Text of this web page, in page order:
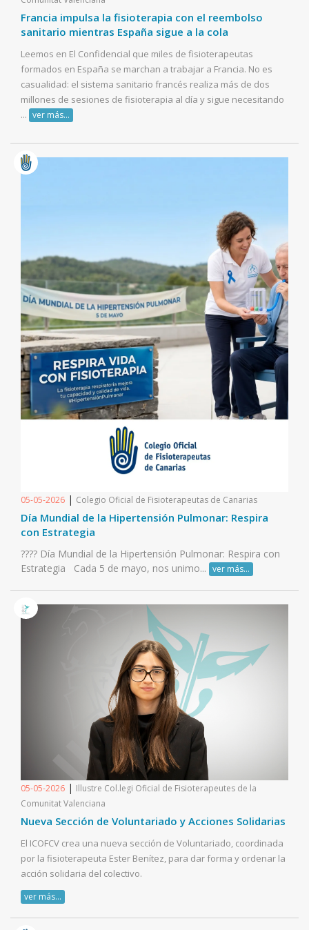
Francia impulsa la fisioterapia con el reembolso
sanitario mientras España sigue a la cola
Leemos en El Confidencial que miles de fisioterapeutas
formados en España se marchan a trabajar a Francia. No es
casualidad: el sistema sanitario francés realiza más de dos
millones de sesiones de fisioterapia al día y sigue necesitando
... ver más...
05-05-2026 | Colegio Oficial de Fisioterapeutas de Canarias
Día Mundial de la Hipertensión Pulmonar: Respira
con Estrategia
???? Día Mundial de la Hipertensión Pulmonar: Respira con
Estrategia Cada 5 de mayo, nos unimo... ver más...
05-05-2026 | Illustre Col.legi Oficial de Fisioterapeutes de la
Comunitat Valenciana
Nueva Sección de Voluntariado y Acciones Solidarias
El ICOFCV crea una nueva sección de Voluntariado, coordinada
por la fisioterapeuta Ester Benítez, para dar forma y ordenar la
acción solidaria del colectivo.
ver más...